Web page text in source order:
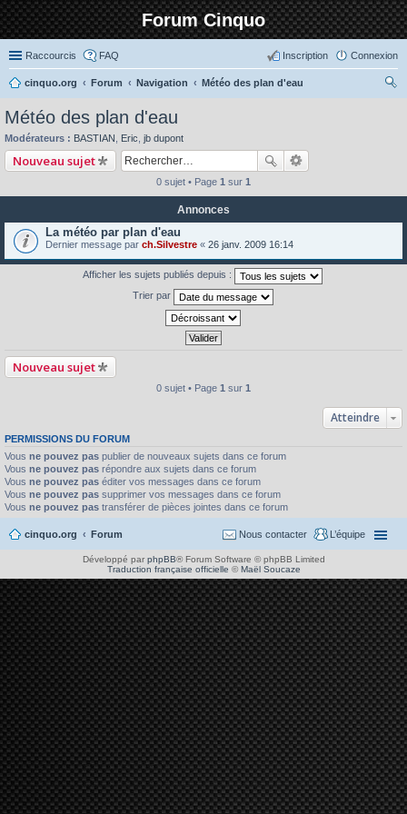
Forum Cinquo
Raccourcis FAQ Connexion
Inscription
cinquo.org Forum Navigation
Météo des plan d'eau
Météo des plan d'eau
Modérateurs : BASTIAN Eric jb dupont
Nouveau sujet
0 sujet • Page 1 sur 1
Annonces
La météo par plan d'eau
Dernier message par ch.Silvestre « 26 janv. 2009 16:14
Afficher les sujets publiés depuis :
Trier par
Nouveau sujet
0 sujet • Page 1 sur 1
Atteindre
PERMISSIONS DU FORUM
Vous ne pouvez pas publier de nouveaux sujets dans ce forum
Vous ne pouvez pas répondre aux sujets dans ce forum
Vous ne pouvez pas éditer vos messages dans ce forum
Vous ne pouvez pas supprimer vos messages dans ce forum
Vous ne pouvez pas transférer de pièces jointes dans ce forum
cinquo.org Forum L’équipe
Nous contacter
Développé par phpBB® Forum Software © phpBB Limited
Traduction française officielle ©Maël Soucaze